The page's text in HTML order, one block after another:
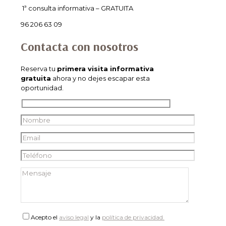
1ª consulta informativa – GRATUITA
96 206 63 09
Contacta con nosotros
Reserva tu primera visita informativa
gratuita ahora y no dejes escapar esta
oportunidad.
Acepto el aviso legal y la política de privacidad.